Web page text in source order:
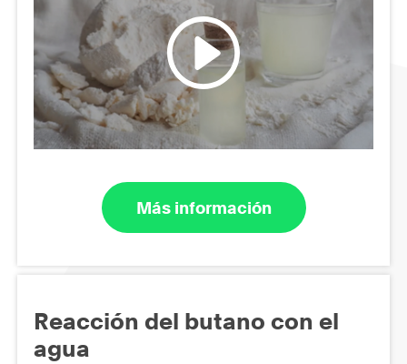
Más información
Reacción del butano con el
agua